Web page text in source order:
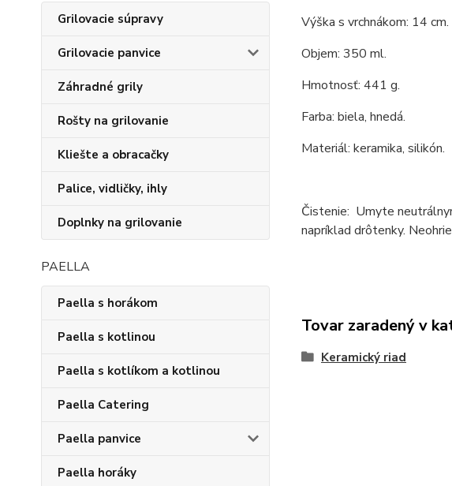
Grilovacie súpravy
Grilovacie panvice
Záhradné grily
Rošty na grilovanie
Kliešte a obracačky
Palice, vidličky, ihly
Doplnky na grilovanie
PAELLA
Paella s horákom
Paella s kotlinou
Paella s kotlíkom a kotlinou
Paella Catering
Paella panvice
Paella horáky
Výška s vrchnákom: 14 cm.
Objem: 350 ml.
Hmotnosť: 441 g.
Farba: biela, hnedá.
Materiál: keramika, silikón.
Čistenie: Umyte
napríklad drôtenky.
Tovar zaradený v
Keramický riad